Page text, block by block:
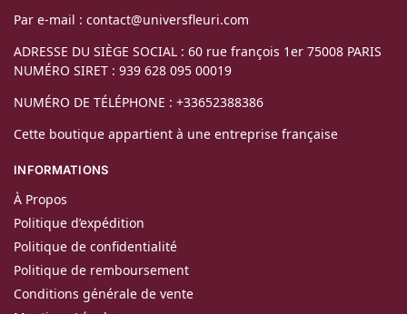
Par e-mail : contact@universfleuri.com
ADRESSE DU SIÈGE SOCIAL : 60 rue françois 1er 75008 PARIS
NUMÉRO SIRET : 939 628 095 00019
NUMÉRO DE TÉLÉPHONE : +33652388386
Cette boutique appartient à une entreprise française
INFORMATIONS
À Propos
Politique d’expédition
Politique de confidentialité
Politique de remboursement
Conditions générale de vente